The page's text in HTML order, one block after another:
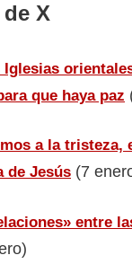
X
Iglesias
que haya paz
a la tristeza,
de Jesús (7
entre